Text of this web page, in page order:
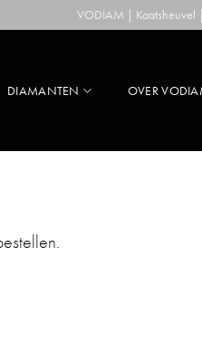
VODIAM |
DIAMANTEN OVER